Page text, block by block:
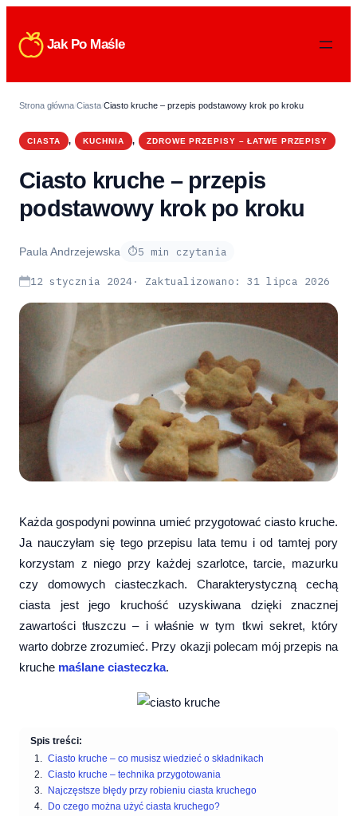
Jak Po Maśle
Strona główna/Ciasta/Ciasto kruche – przepis podstawowy krok po kroku
CIASTA , KUCHNIA , ZDROWE PRZEPISY – ŁATWE PRZEPISY
Ciasto kruche – przepis
podstawowy krok po kroku
Paula Andrzejewska 5 min czytania
12 stycznia 2024· Zaktualizowano: 31 lipca 2026
Każda gospodyni powinna umieć przygotować ciasto kruche.
Ja nauczyłam się tego przepisu lata temu i od tamtej pory
korzystam z niego przy każdej szarlotce, tarcie, mazurku
czy domowych ciasteczkach. Charakterystyczną cechą
ciasta jest jego kruchość uzyskiwana dzięki znacznej
zawartości tłuszczu – i właśnie w tym tkwi sekret, który
warto dobrze zrozumieć. Przy okazji polecam mój przepis na
kruche maślane ciasteczka.
Spis treści:
Ciasto kruche – co musisz wiedzieć o składnikach
Ciasto kruche – technika przygotowania
Najczęstsze błędy przy robieniu ciasta kruchego
Do czego można użyć ciasta kruchego?